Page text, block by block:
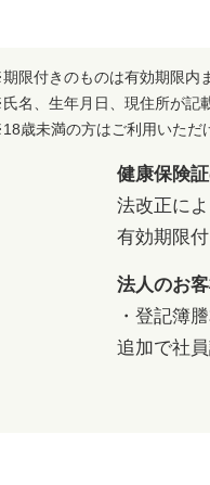
限付きのものは有効期限内
名、生年月日、現住所が記
歳未満の方はご利用いただ
健康保険
法改正に
有効期限
法人のお
・登記簿
追加で社